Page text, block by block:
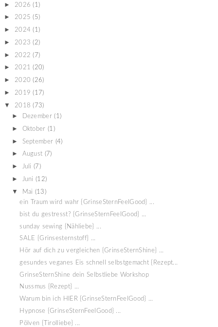
► 2026 (1)
► 2025 (5)
► 2024 (1)
► 2023 (2)
► 2022 (7)
► 2021 (20)
► 2020 (26)
► 2019 (17)
▼ 2018 (73)
► Dezember (1)
► Oktober (1)
► September (4)
► August (7)
► Juli (7)
► Juni (12)
▼ Mai (13)
ein Traum wird wahr {GrinseSternFeelGood} ...
bist du gestresst? {GrinseSternFeelGood} ...
sunday sewing {Nähliebe} ...
SALE {Grinsesternstoff} ...
Hör auf dich zu vergleichen {GrinseSternShine} ...
gesundes veganes Eis schnell selbstgemacht {Rezept...
GrinseSternShine dein Selbstliebe Workshop
Nussmus {Rezept} ...
Warum bin ich HIER {GrinseSternFeelGood} ...
Hypnose {GrinseSternFeelGood} ...
Pölven {Tirolliebe} ...